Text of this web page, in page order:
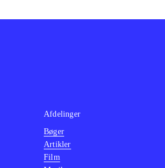
Afdelinger
Bøger
Artikler
Film